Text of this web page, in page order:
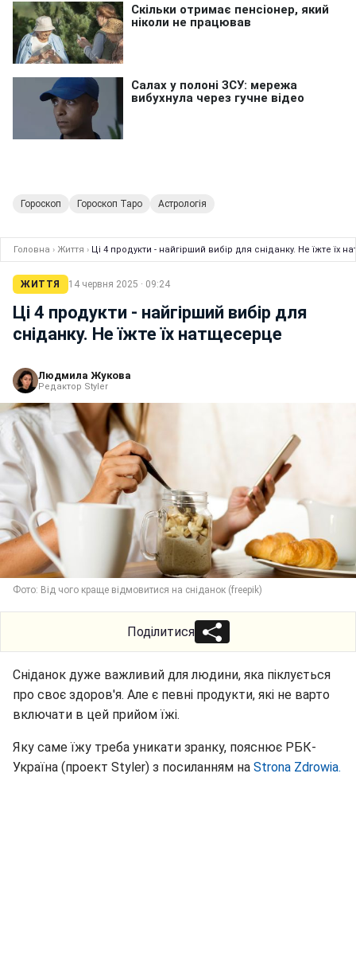
Гороскоп Гороскоп Таро Астрологія
Головна › Життя › Ці 4 продукти - найгірший вибір для сніданку. Не їжте їх
ЖИТТЯ 14 червня 2025 · 09:24
Ці 4 продукти - найгірший вибір для
сніданку. Не їжте їх натщесерце
Людмила Жукова
Редактор Styler
Фото: Від чого краще відмовитися на сніданок (freepik)
Поділитися
Сніданок дуже важливий для людини, яка піклується
про своє здоров'я. Але є певні продукти, які не варто
включати в цей прийом їжі.
Яку саме їжу треба уникати зранку, пояснює РБК-
Україна (проект Styler) з посиланням на Strona Zdrowia.